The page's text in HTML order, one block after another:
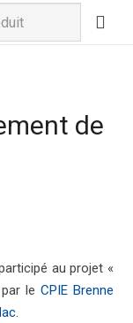
de
au projet «
le CPIE Brenne
.